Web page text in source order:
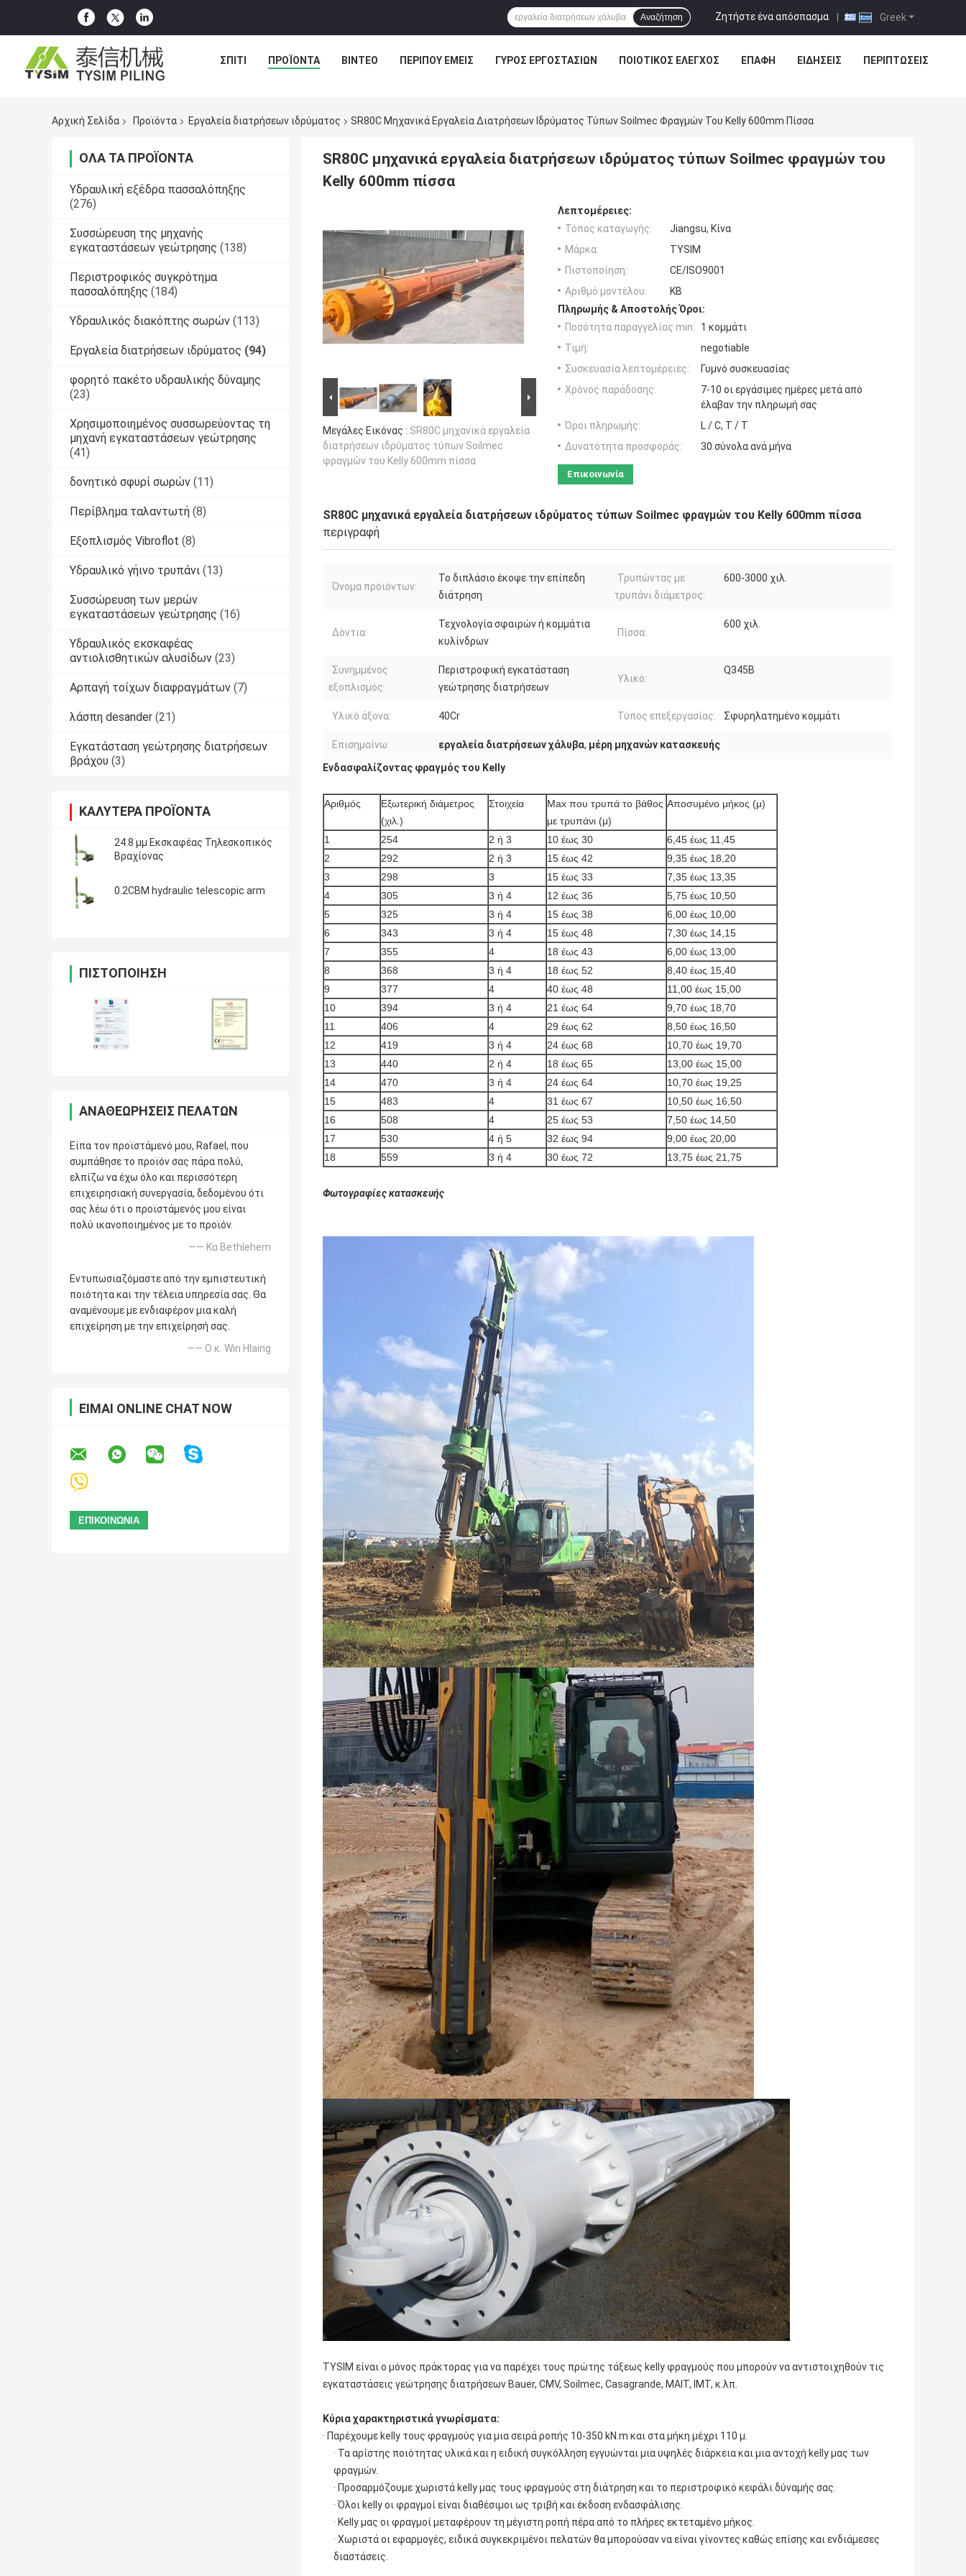
Greek
Ζητήστε ένα απόσπασμα |
Αναζήτηση
ΣΠΊΤΙ ΠΡΟΪΌΝΤΑ ΒΊΝΤΕΟ ΠΕΡΊΠΟΥ ΕΜΕΊΣ ΓΎΡΟΣ ΕΡΓΟΣΤΑΣΊΩΝ ΠΟΙΟΤΙΚΌΣ ΈΛΕΓΧΟΣ ΕΠΑΦΉ ΕΙΔΗΣΕΙΣ ΠΕΡΙΠΤΏΣΕΙΣ
Αρχική Σελίδα Προϊόντα Εργαλεία διατρήσεων ιδρύματος SR80C Μηχανικά Εργαλεία Διατρήσεων Ιδρύματος Τύπων Soilmec Φραγμών Του Kelly 600mm Πίσσα
ΌΛΑ ΤΑ ΠΡΟΪΌΝΤΑ
Υδραυλική εξέδρα πασσαλόπηξης
(276)
Συσσώρευση της μηχανής
εγκαταστάσεων γεώτρησης (138)
Περιστροφικός συγκρότημα
πασσαλόπηξης (184)
Υδραυλικός διακόπτης σωρών (113)
Εργαλεία διατρήσεων ιδρύματος (94)
φορητό πακέτο υδραυλικής δύναμης
(23)
Χρησιμοποιημένος συσσωρεύοντας τη
μηχανή εγκαταστάσεων γεώτρησης
(41)
δονητικό σφυρί σωρών (11)
Περίβλημα ταλαντωτή (8)
Εξοπλισμός Vibroflot (8)
Υδραυλικό γήινο τρυπάνι (13)
Συσσώρευση των μερών
εγκαταστάσεων γεώτρησης (16)
Υδραυλικός εκσκαφέας
αντιολισθητικών αλυσίδων (23)
Αρπαγή τοίχων διαφραγμάτων (7)
λάσπη desander (21)
Εγκατάσταση γεώτρησης διατρήσεων
βράχου (3)
ΚΑΛΎΤΕΡΑ ΠΡΟΪΌΝΤΑ
24.8 μμ Εκσκαφέας Τηλεσκοπικός
Βραχίονας
0.2CBM hydraulic telescopic arm
ΠΙΣΤΟΠΟΊΗΣΗ
ΑΝΑΘΕΩΡΉΣΕΙΣ ΠΕΛΑΤΏΝ
Είπα τον προϊστάμενό μου, Rafael, που
συμπάθησε το προϊόν σας πάρα πολύ,
ελπίζω να έχω όλο και περισσότερη
επιχειρησιακή συνεργασία, δεδομένου ότι
σας λέω ότι ο προϊστάμενός μου είναι
πολύ ικανοποιημένος με το προϊόν.
—— Κα Bethlehem
Εντυπωσιαζόμαστε από την εμπιστευτική
ποιότητα και την τέλεια υπηρεσία σας. Θα
αναμένουμε με ενδιαφέρον μια καλή
επιχείρηση με την επιχείρησή σας.
—— Ο κ. Win Hlaing
ΕΊΜΑΙ ONLINE CHAT NOW
SR80C μηχανικά εργαλεία διατρήσεων ιδρύματος τύπων Soilmec φραγμών του
Kelly 600mm πίσσα
Μεγάλες Εικόνας : SR80C μηχανικά εργαλεία
διατρήσεων ιδρύματος τύπων Soilmec
φραγμών του Kelly 600mm πίσσα
Λεπτομέρειες:
Τόπος καταγωγής:
Jiangsu, Κίνα
Μάρκα:
TYSIM
Πιστοποίηση:
CE/ISO9001
Αριθμό μοντέλου:
KB
Πληρωμής & Αποστολής Όροι:
Ποσότητα παραγγελίας min:
1 κομμάτι
Τιμή:
negotiable
Συσκευασία λεπτομέρειες:
Γυμνό συσκευασίας
Χρόνος παράδοσης:
7-10 οι εργάσιμες ημέρες μετά από
έλαβαν την πληρωμή σας
Όροι πληρωμής:
L / C, T / T
Δυνατότητα προσφοράς:
30 σύνολα ανά μήνα
Επικοινωνία
SR80C μηχανικά εργαλεία διατρήσεων ιδρύματος τύπων Soilmec φραγμών του Kelly 600mm πίσσα
περιγραφή
Όνομα προϊόντων:
Το διπλάσιο έκοψε την επίπεδη
διάτρηση
Τρυπώντας με
τρυπάνι διάμετρος:
600-3000 χιλ.
Δόντια:
Τεχνολογία σφαιρών ή κομμάτια
κυλίνδρων
Πίσσα:
600 χιλ.
Συνημμένος
εξοπλισμός:
Περιστροφική εγκατάσταση
γεώτρησης διατρήσεων
Υλικό:
Q345B
Υλικό άξονα: 40Cr Τύπος επεξεργασίας: Σφυρηλατημένο κομμάτι
Επισημαίνω: εργαλεία διατρήσεων χάλυβα, μέρη μηχανών κατασκευής
Ενδασφαλίζοντας φραγμός του Kelly
Αριθμός
Εξωτερική διάμετρος
(χιλ.)
Στοιχεία
Max που τρυπά το βάθος
με τρυπάνι (μ)
Αποσυμένο μήκος (μ)
1 254 2 ή 3 10 έως 30
6,45 έως 11,45
2
292 2 ή 3 15 έως 42
9,35 έως 18,20
3
298 3 15 έως 33
7,35 έως 13,35
4
305 3 ή 4 12 έως 36
5,75 έως 10,50
5
325 3 ή 4 15 έως 38
6,00 έως 10,00
6
343 3 ή 4 15 έως 48
7,30 έως 14,15
7
355 4 18 έως 43
6,00 έως 13,00
8
368 3 ή 4 18 έως 52
8,40 έως 15,40
9
377 4 40 έως 48
11,00 έως 15,00
10
394 3 ή 4 21 έως 64
9,70 έως 18,70
11
406 4 29 έως 62
8,50 έως 16,50
12
419 3 ή 4 24 έως 68
10,70 έως 19,70
13
440 2 ή 4 18 έως 65
13,00 έως 15,00
14
470 3 ή 4 24 έως 64
10,70 έως 19,25
15
483 4 31 έως 67
10,50 έως 16,50
16
508 4 25 έως 53
7,50 έως 14,50
17
530 4 ή 5 32 έως 94
9,00 έως 20,00
18
559 3 ή 4 30 έως 72 13,75 έως 21,75
Φωτογραφίες κατασκευής
TYSIM είναι ο μόνος πράκτορας για να παρέχει τους πρώτης τάξεως kelly φραγμούς που μπορούν να αντιστοιχηθούν τις
εγκαταστάσεις γεώτρησης διατρήσεων Bauer, CMV, Soilmec, Casagrande, MAIT, IMT, κ.λπ.
Κύρια χαρακτηριστικά γνωρίσματα:
· Παρέχουμε kelly τους φραγμούς για μια σειρά ροπής 10-350 kN.m και στα μήκη μέχρι 110 μ.
· Τα αρίστης ποιότητας υλικά και η ειδική συγκόλληση εγγυώνται μια υψηλές διάρκεια και μια αντοχή kelly μας των
φραγμών.
· Προσαρμόζουμε χωριστά kelly μας τους φραγμούς στη διάτρηση και το περιστροφικό κεφάλι δύναμής σας.
· Όλοι kelly οι φραγμοί είναι διαθέσιμοι ως τριβή και έκδοση ενδασφάλισης.
· Kelly μας οι φραγμοί μεταφέρουν τη μέγιστη ροπή πέρα από το πλήρες εκτεταμένο μήκος.
· Χωριστά οι εφαρμογές, ειδικά συγκεκριμένοι πελατών θα μπορούσαν να είναι γίνοντες καθώς επίσης και ενδιάμεσες
διαστάσεις.